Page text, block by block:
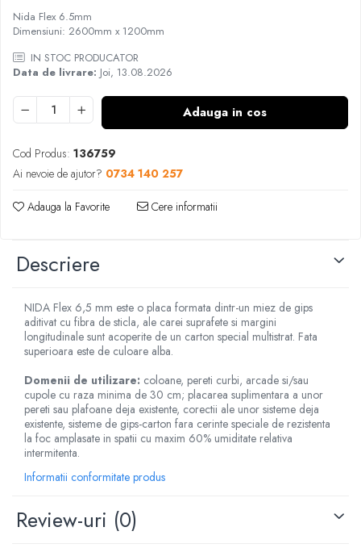
Nida Flex 6.5mm
Dimensiuni: 2600mm x 1200mm
IN STOC PRODUCATOR
Data de livrare: Joi, 13.08.2026
Adauga in cos
Cod Produs: 136759
Ai nevoie de ajutor? 0734 140 257
Adauga la Favorite Cere informatii
Descriere
NIDA Flex 6,5 mm este o placa formata dintr-un miez de gips
aditivat cu fibra de sticla, ale carei suprafete si margini
longitudinale sunt acoperite de un carton special multistrat. Fata
superioara este de culoare alba.
Domenii de utilizare: coloane, pereti curbi, arcade si/sau
cupole cu raza minima de 30 cm; placarea suplimentara a unor
pereti sau plafoane deja existente, corectii ale unor sisteme deja
existente, sisteme de gips-carton fara cerinte speciale de rezistenta
la foc amplasate in spatii cu maxim 60% umiditate relativa
intermitenta.
Informatii conformitate produs
Review-uri (0)